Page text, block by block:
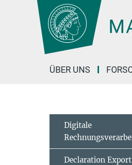
Hauptinhalt
ÜBER UNS
Digitale
Declaration